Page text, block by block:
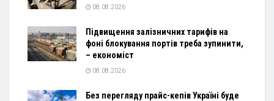
08.08.2026
Підвищення залізничних тарифів на
фоні блокування портів треба зупинити,
– економіст
08.08.2026
Без перегляду прайс-кепів Україні буде